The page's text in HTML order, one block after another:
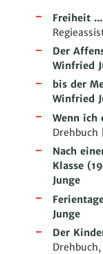
Freiheit
Der
Winfried
bis der
Winfried
Wenn ich
Drehbuch
Nach
Klasse
Junge
Junge
Der